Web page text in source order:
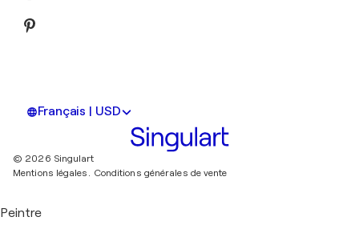
Français | USD
© 2026 Singulart
Mentions légales. Conditions générales de vente
Peintre